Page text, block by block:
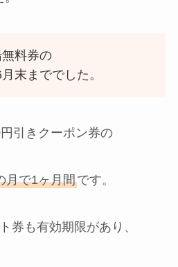
料券の
末まででした。
引きクーポン券の
月で1ヶ月間です。
券も有効期限があり、